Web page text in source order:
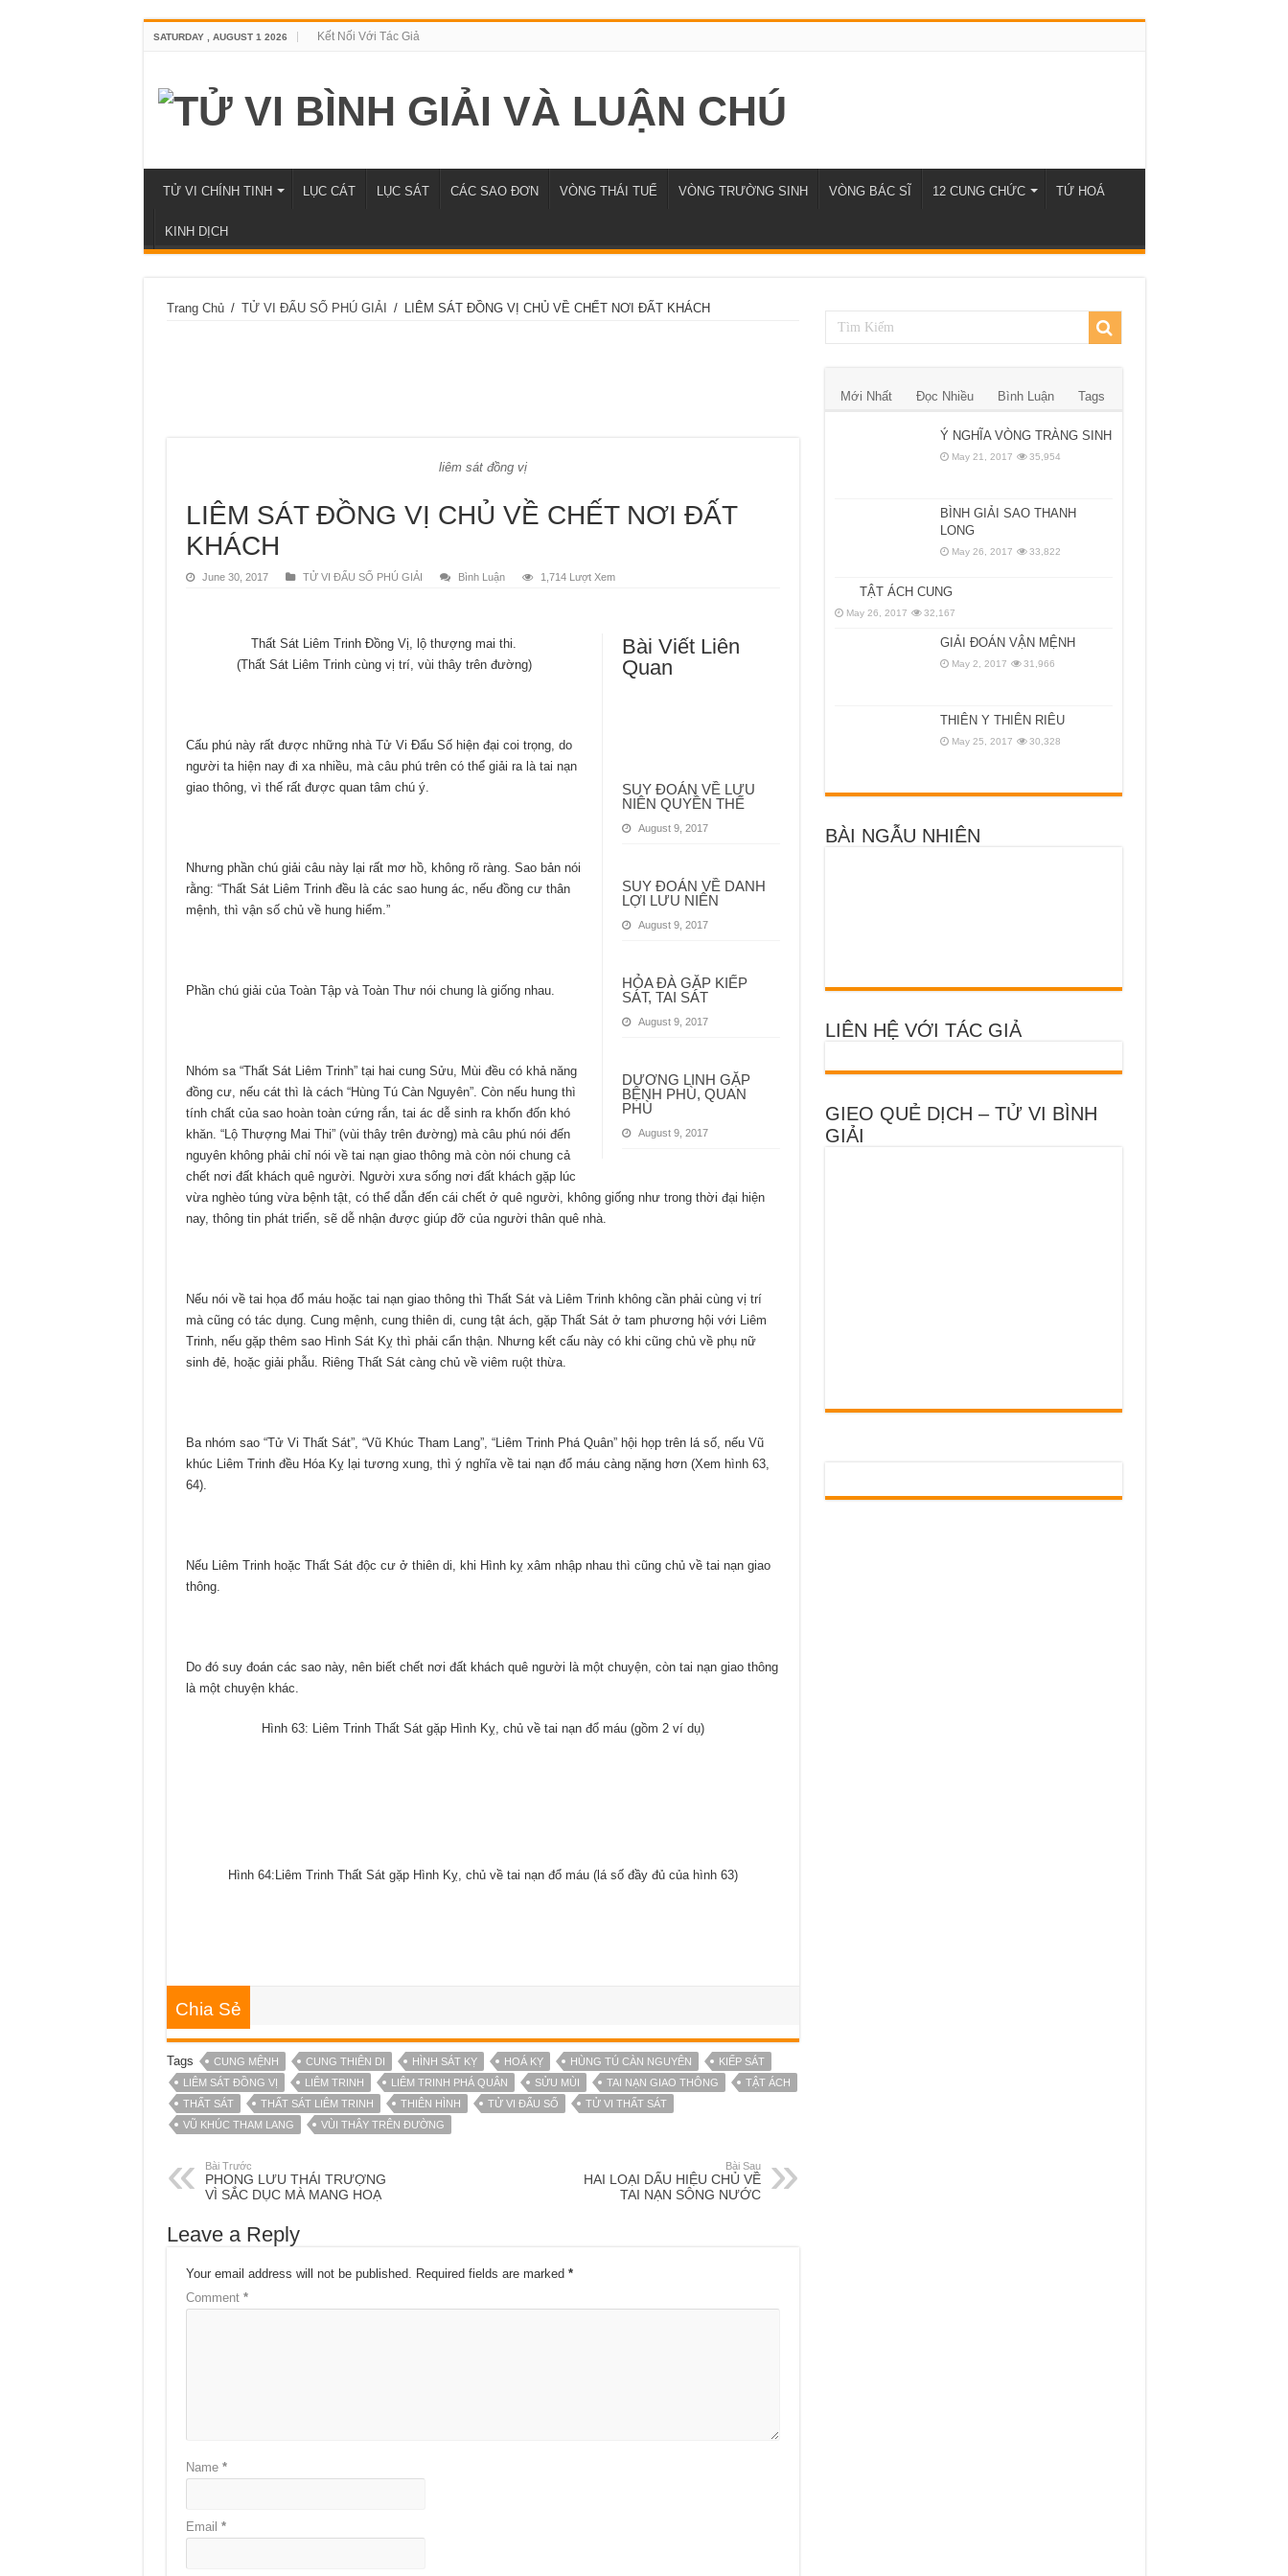
SATURDAY , AUGUST 1 2026 Kết Nối Với Tác Giả
TỬ VI CHÍNH TINH LỤC CÁT LỤC SÁT CÁC SAO ĐƠN VÒNG THÁI TUẾ VÒNG TRƯỜNG SINH VÒNG BÁC SĨ 12 CUNG CHỨC TỨ HOÁ
KINH DỊCH
Trang Chủ / TỬ VI ĐẨU SỐ PHÚ GIẢI / LIÊM SÁT ĐỒNG VỊ CHỦ VỀ CHẾT NƠI ĐẤT KHÁCH
liêm sát đồng vị
LIÊM SÁT ĐỒNG VỊ CHỦ VỀ CHẾT NƠI ĐẤT
KHÁCH
June 30, 2017 TỬ VI ĐẨU SỐ PHÚ GIẢI Bình Luận 1,714 Lượt Xem
Bài Viết Liên
Quan
SUY ĐOÁN VỀ LƯU
NIÊN QUYỀN THẾ
August 9, 2017
SUY ĐOÁN VỀ DANH
LỢI LƯU NIÊN
August 9, 2017
HỎA ĐÀ GẶP KIẾP
SÁT, TAI SÁT
August 9, 2017
DƯƠNG LINH GẶP
BỆNH PHÙ, QUAN
PHÙ
August 9, 2017
Thất Sát Liêm Trinh Đồng Vị, lộ thượng mai thi.
(Thất Sát Liêm Trinh cùng vị trí, vùi thây trên đường)
Cấu phú này rất được những nhà Tử Vi Đẩu Số hiện đại coi trọng, do
người ta hiện nay đi xa nhiều, mà câu phú trên có thể giải ra là tai nạn
giao thông, vì thế rất được quan tâm chú ý.
Nhưng phần chú giải câu này lại rất mơ hồ, không rõ ràng. Sao bản nói
rằng: “Thất Sát Liêm Trinh đều là các sao hung ác, nếu đồng cư thân
mệnh, thì vận số chủ về hung hiểm.”
Phần chú giải của Toàn Tập và Toàn Thư nói chung là giống nhau.
Nhóm sa “Thất Sát Liêm Trinh” tại hai cung Sửu, Mùi đều có khả năng
đồng cư, nếu cát thì là cách “Hùng Tú Càn Nguyên”. Còn nếu hung thì
tính chất của sao hoàn toàn cứng rắn, tai ác dễ sinh ra khốn đốn khó
khăn. “Lộ Thượng Mai Thi” (vùi thây trên đường) mà câu phú nói đến
nguyên không phải chỉ nói về tai nạn giao thông mà còn nói chung cả
chết nơi đất khách quê người. Người xưa sống nơi đất khách gặp lúc
vừa nghèo túng vừa bệnh tật, có thể dẫn đến cái chết ở quê người, không giống như trong thời đại hiện
nay, thông tin phát triển, sẽ dễ nhận được giúp đỡ của người thân quê nhà.
Nếu nói về tai họa đổ máu hoặc tai nạn giao thông thì Thất Sát và Liêm Trinh không cần phải cùng vị trí
mà cũng có tác dụng. Cung mệnh, cung thiên di, cung tật ách, gặp Thất Sát ở tam phương hội với Liêm
Trinh, nếu gặp thêm sao Hình Sát Kỵ thì phải cẩn thận. Nhưng kết cấu này có khi cũng chủ về phụ nữ
sinh đẻ, hoặc giải phẫu. Riêng Thất Sát càng chủ về viêm ruột thừa.
Ba nhóm sao “Tử Vi Thất Sát”, “Vũ Khúc Tham Lang”, “Liêm Trinh Phá Quân” hội họp trên lá số, nếu Vũ
khúc Liêm Trinh đều Hóa Kỵ lại tương xung, thì ý nghĩa về tai nạn đổ máu càng nặng hơn (Xem hình 63,
64).
Nếu Liêm Trinh hoặc Thất Sát độc cư ở thiên di, khi Hình kỵ xâm nhập nhau thì cũng chủ về tai nạn giao
thông.
Do đó suy đoán các sao này, nên biết chết nơi đất khách quê người là một chuyện, còn tai nạn giao thông
là một chuyện khác.
Hình 63: Liêm Trinh Thất Sát gặp Hình Kỵ, chủ về tai nạn đổ máu (gồm 2 ví dụ)
Hình 64:Liêm Trinh Thất Sát gặp Hình Kỵ, chủ về tai nạn đổ máu (lá số đầy đủ của hình 63)
Chia Sẻ
Tags CUNG MỆNH CUNG THIÊN DI HÌNH SÁT KỴ HOÁ KỴ HÙNG TÚ CÀN NGUYÊN
KIẾP SÁT
LIÊM SÁT ĐỒNG VỊ
LIÊM TRINH LIÊM TRINH PHÁ QUÂN SỬU MÙI TAI NẠN GIAO THÔNG
TẬT ÁCH
THẤT SÁT
THẤT SÁT LIÊM TRINH THIÊN HÌNH TỬ VI ĐẨU SỐ
TỬ VI THẤT SÁT
VŨ KHÚC THAM LANG
VÙI THÂY TRÊN ĐƯỜNG
Bài Trước
PHONG LƯU THÁI TRƯỢNG
VÌ SẮC DỤC MÀ MANG HOẠ
Bài Sau
HAI LOẠI DẤU HIỆU CHỦ VỀ
TAI NẠN SÔNG NƯỚC
Leave a Reply
Your email address will not be published. Required fields are marked *
Comment *
Name *
Email *
Mới Nhất Đọc Nhiều Bình Luận Tags
Ý NGHĨA VÒNG TRÀNG SINH
May 21, 2017 35,954
BÌNH GIẢI SAO THANH
LONG
May 26, 2017 33,822
TẬT ÁCH CUNG
May 26, 2017 32,167
GIẢI ĐOÁN VẬN MỆNH
May 2, 2017 31,966
THIÊN Y THIÊN RIÊU
May 25, 2017 30,328
BÀI NGẪU NHIÊN
LIÊN HỆ VỚI TÁC GIẢ
GIEO QUẺ DỊCH – TỬ VI BÌNH
GIẢI